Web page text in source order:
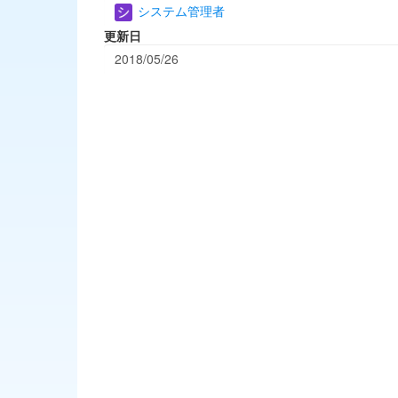
システム管理者
更新日
2018/05/26